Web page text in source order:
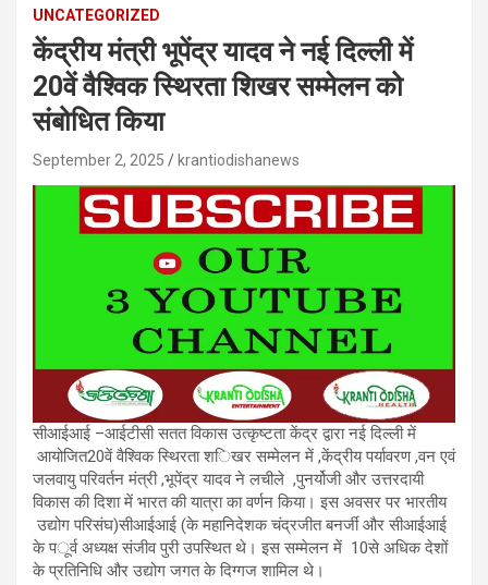
UNCATEGORIZED
केंद्रीय मंत्री भूपेंद्र यादव ने नई दिल्ली में
20वें वैश्विक स्थिरता शिखर सम्मेलन को
संबोधित किया
September 2, 2025 krantiodishanews
सीआईआई –आईटीसी सतत विकास उत्कृष्टता केंद्र द्वारा नई दिल्ली में
आयोजित20वें वैश्विक स्थिरता शिखर सम्मेलन में ,केंद्रीय पर्यावरण,वन एवं
जलवायु परिवर्तन मंत्री, ,पुनर्योजी और उत्तरदायी
विकास की दिशा में भारत की यात्रा का वर्णन किया। इस अवसर पर भारतीय
उद्योग परिसंघ(सीआईआई )के महानिदेशक चंद्रजीत बनर्जी और सीआईआई
के पूर्व अध्यक्ष संजीव पुरी उपस्थित थे। इस सम्मेलन में 10से अधिक देशों
के प्रतिनिधि और उद्योग जगत के दिग्गज शामिल थे।